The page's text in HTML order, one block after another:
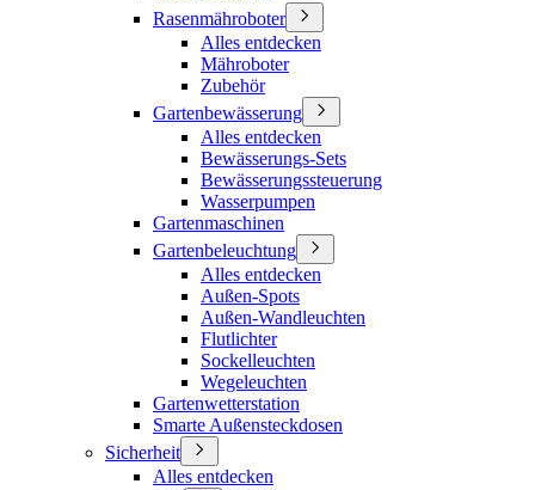
Rasenmähroboter
Alles entdecken
Mähroboter
Zubehör
Gartenbewässerung
Alles entdecken
Bewässerungs-Sets
Bewässerungssteuerung
Wasserpumpen
Gartenmaschinen
Gartenbeleuchtung
Alles entdecken
Außen-Spots
Außen-Wandleuchten
Flutlichter
Sockelleuchten
Wegeleuchten
Gartenwetterstation
Smarte Außensteckdosen
Sicherheit
Alles entdecken